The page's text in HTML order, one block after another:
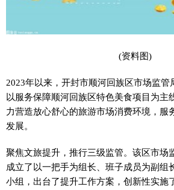
(资料图)
2023年以来，开封市顺河回族区市场监管
以服务保障顺河回族区特色美食项目为主
力营造放心舒心的旅游市场消费环境，服
发展。
聚焦文旅提升，推行三级监管。该区市场
成立了以一把手为组长、班子成员为副组
小组，出台了提升工作方案，创新性实施